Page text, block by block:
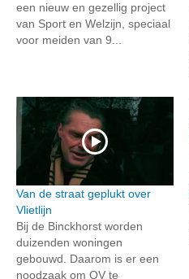
een nieuw en gezellig project
van Sport en Welzijn, speciaal
voor meiden van 9...
Van de straat geplukt over
Vlietlijn
Bij de Binckhorst worden
duizenden woningen
gebouwd. Daarom is er een
noodzaak om OV te